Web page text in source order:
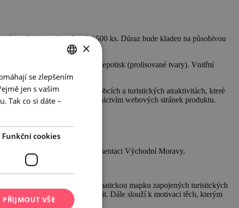
50 ks), celkový počet 500 ks. Důraz bude kladen na působivou
a Velkou Moravou.
jako ruční knižní vazba, slepotisk (prolisované tvary). Vnitřní
knihovnách v jednotlivých obcích a turistických atraktivitách, které
bude také dostupná prostřednictvím webových stránek produktu.
press tripech, representaci Východní Moravy.
data pohlednice a schematickou mapku zapojených turistických
v nich touhu místo navštívit. Dále slouží k motivaci těch, kterým
CZECH
×
se zlepšením
jen s vaším
Tak co si dáte –
Funkční cookies
PŘIJMOUT VŠE